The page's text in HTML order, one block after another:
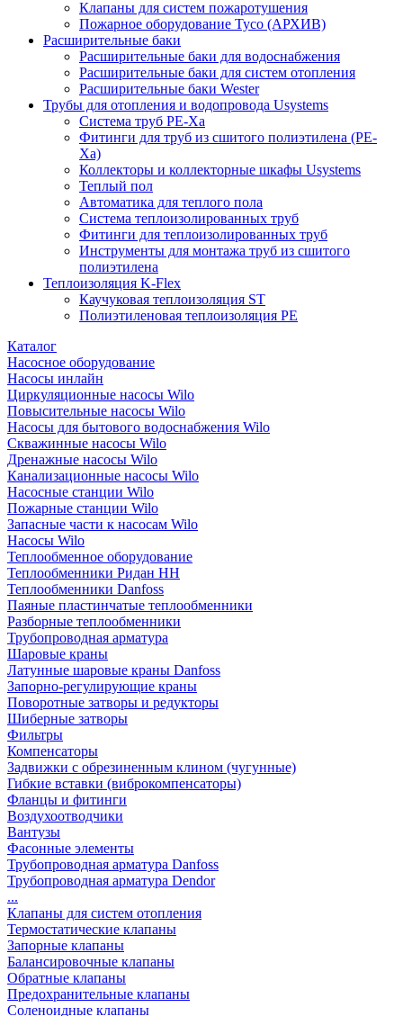
Клапаны для систем пожаротушения
Пожарное оборудование Tyco (АРХИВ)
Расширительные баки
Расширительные баки для водоснабжения
Расширительные баки для систем отопления
Расширительные баки Wester
Трубы для отопления и водопровода Usystems
Система труб PE-Xa
Фитинги для труб из сшитого полиэтилена (PE-
Xa)
Коллекторы и коллекторные шкафы Usystems
Теплый пол
Автоматика для теплого пола
Система теплоизолированных труб
Фитинги для теплоизолированных труб
Инструменты для монтажа труб из сшитого
полиэтилена
Теплоизоляция K-Flex
Каучуковая теплоизоляция ST
Полиэтиленовая теплоизоляция PE
Каталог
Насосное оборудование
Насосы инлайн
Циркуляционные насосы Wilo
Повысительные насосы Wilo
Насосы для бытового водоснабжения Wilo
Скважинные насосы Wilo
Дренажные насосы Wilo
Канализационные насосы Wilo
Насосные станции Wilo
Пожарные станции Wilo
Запасные части к насосам Wilo
Насосы Wilo
Теплообменное оборудование
Теплообменники Ридан НН
Теплообменники Danfoss
Паяные пластинчатые теплообменники
Разборные теплообменники
Трубопроводная арматура
Шаровые краны
Латунные шаровые краны Danfoss
Запорно-регулирующие краны
Поворотные затворы и редукторы
Шиберные затворы
Фильтры
Компенсаторы
Задвижки с обрезиненным клином (чугунные)
Гибкие вставки (виброкомпенсаторы)
Фланцы и фитинги
Воздухоотводчики
Вантузы
Фасонные элементы
Трубопроводная арматура Danfoss
Трубопроводная арматура Dendor
...
Клапаны для систем отопления
Термостатические клапаны
Запорные клапаны
Балансировочные клапаны
Обратные клапаны
Предохранительные клапаны
Соленоидные клапаны